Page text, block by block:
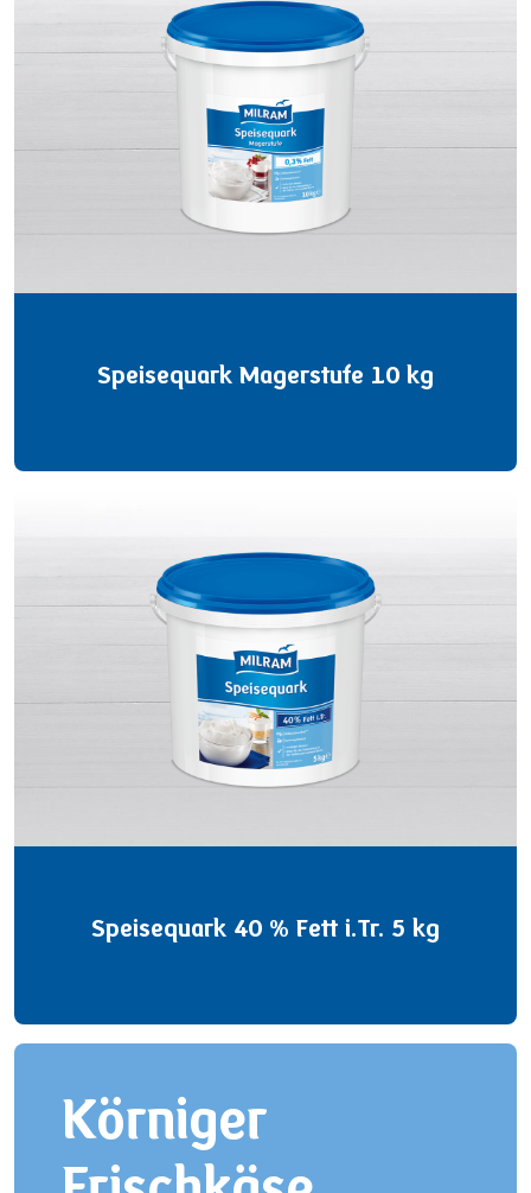
Speisequark Magerstufe 10 kg
Speisequark 40 % Fett i.Tr. 5 kg
Körniger